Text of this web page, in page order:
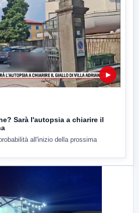
▶
Sarà l'autopsia a chiarire il
all'inizio della prossima